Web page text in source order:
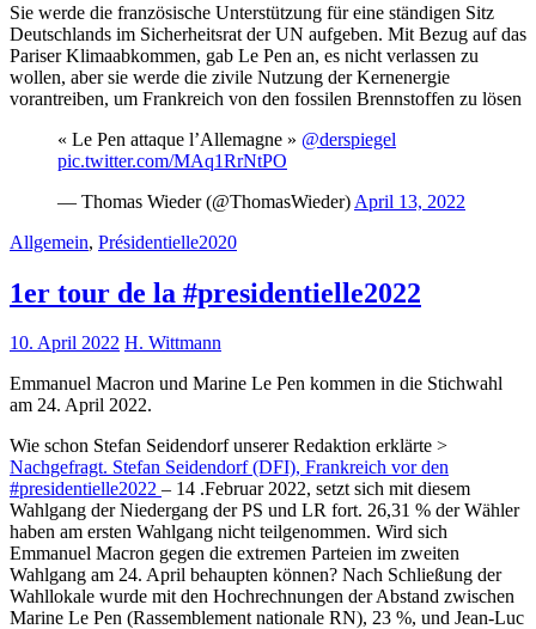
Sie werde die französische Unterstützung für eine ständigen Sitz
Deutschlands im Sicherheitsrat der UN aufgeben. Mit Bezug auf das
Pariser Klimaabkommen, gab Le Pen an, es nicht verlassen zu
wollen, aber sie werde die zivile Nutzung der Kernenergie
vorantreiben, um Frankreich von den fossilen Brennstoffen zu lösen
« Le Pen attaque l’Allemagne » @derspiegel
pic.twitter.com/MAq1RrNtPO
— Thomas Wieder (@ThomasWieder) April 13, 2022
Allgemein, Présidentielle2020
1er tour de la #presidentielle2022
10. April 2022 H. Wittmann
Emmanuel Macron und Marine Le Pen kommen in die Stichwahl
am 24. April 2022.
Wie schon Stefan Seidendorf unserer Redaktion erklärte >
Nachgefragt. Stefan Seidendorf (DFI), Frankreich vor den
#presidentielle2022 – 14 .Februar 2022, setzt sich mit diesem
Wahlgang der Niedergang der PS und LR fort. 26,31 % der Wähler
haben am ersten Wahlgang nicht teilgenommen. Wird sich
Emmanuel Macron gegen die extremen Parteien im zweiten
Wahlgang am 24. April behaupten können? Nach Schließung der
Wahllokale wurde mit den Hochrechnungen der Abstand zwischen
Marine Le Pen (Rassemblement nationale RN), 23 %, und Jean-Luc